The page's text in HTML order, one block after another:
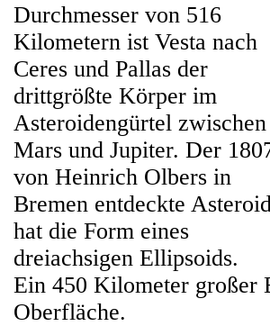
Durchmesser von 516
Kilometern ist Vesta nach
Ceres und Pallas der
drittgrößte Körper im
Asteroidengürtel zwischen
Mars und Jupiter. Der
von Heinrich Olbers in
Bremen entdeckte
hat die Form eines
dreiachsigen Ellipsoids.
Ein 450 Kilometer großer
Oberfläche.